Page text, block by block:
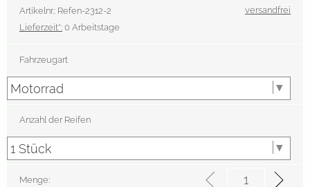
Artikelnr.: Refen-2312-2
Lieferzeit*: 0 Arbeitstage
versandfrei
Fahrzeugart
Anzahl der Reifen
Menge: